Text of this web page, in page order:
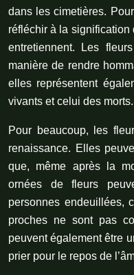
dans les cimetières.
réfléchir à la signification
entretiennent. Les
manière de rendre
elles représentent
vivants et celui des morts.
Pour beaucoup, les
renaissance. Elles
que, même après la
ornées de fleurs
personnes endeuillées,
proches ne sont pas
peuvent également être
prier pour le repos de